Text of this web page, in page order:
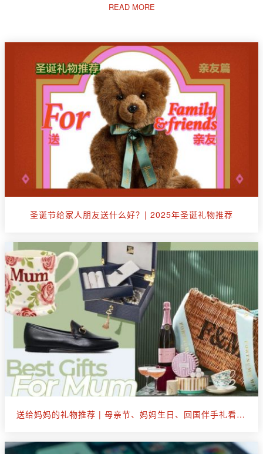
READ MORE
圣诞节给家人朋友送什么好？| 2025年圣诞礼物推荐
送给妈妈的礼物推荐 | 母亲节、妈妈生日、回国伴手礼看这篇就够了